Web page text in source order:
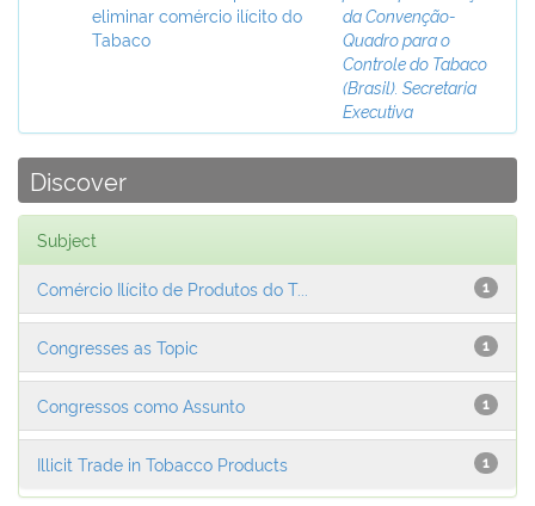
eliminar comércio ilícito do
Tabaco
da Convenção-
Quadro para o
Controle do Tabaco
(Brasil). Secretaria
Executiva
Discover
Subject
1
Comércio Ilícito de Produtos do T...
1
Congresses as Topic
1
Congressos como Assunto
1
Illicit Trade in Tobacco Products